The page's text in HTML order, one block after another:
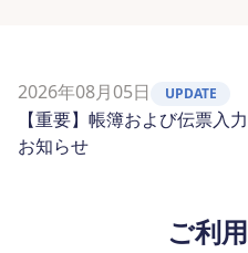
2026年08月05日 UPDATE
【重要】帳簿および伝票入
お知らせ
ご利